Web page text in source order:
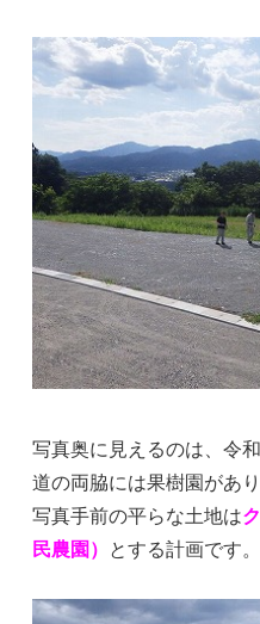
写真奥に見えるのは、令
道の両脇には果樹園があ
写真手前の平らな土地は
民農園） とする計画です。